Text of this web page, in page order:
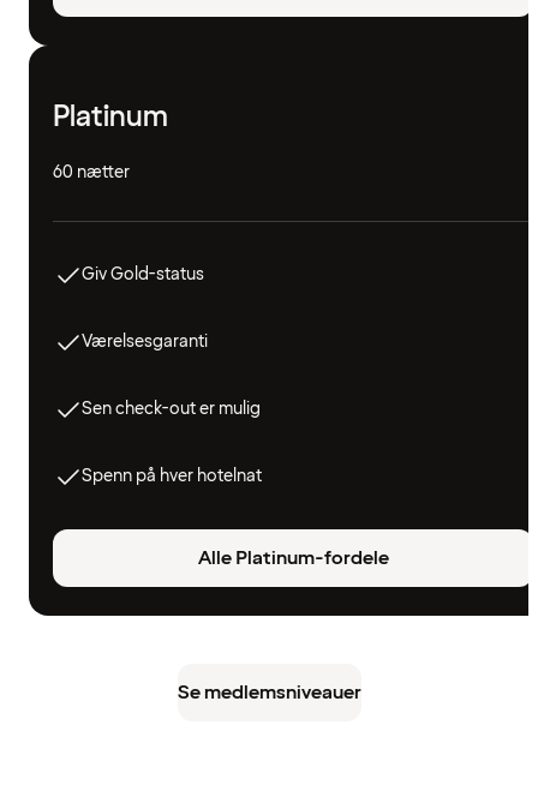
Platinum
60 nætter
Giv Gold-status
Værelsesgaranti
Sen check-out er mulig
Spenn på hver hotelnat
Alle Platinum-fordele
Se medlemsniveauer